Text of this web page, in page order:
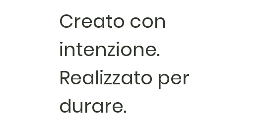
Creato con
intenzione.
Realizzato per
durare.